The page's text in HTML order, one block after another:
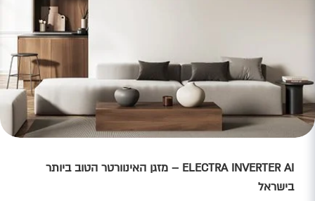
ELECTRA INVERTER AI – מזגן האינוורטר הטוב ביותר
בישראל